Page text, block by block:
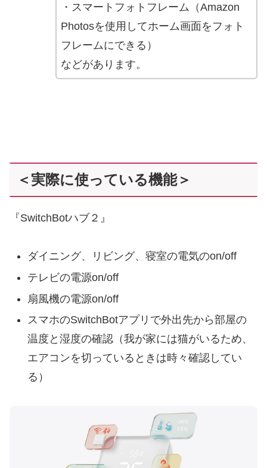
・スマートフォトフレーム（Amazon
Photosを使用してホーム画面をフォト
フレームにできる）
などがあります。
＜実際に使っている機能＞
『SwitchBotハブ２』
ダイニング、リビング、寝室の電気のon/off
テレビの電源on/off
扇風機の電源on/off
スマホのSwitchBotアプリで外出先から部屋の
温度と湿度の確認（我が家には猫がいるため、
エアコンを切っているときは時々確認してい
る）